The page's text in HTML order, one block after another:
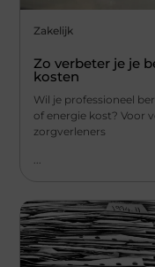
Zakelijk
Zo verbeter je je
kosten
Wil je professioneel
of energie kost? Voor
zorgverleners
...